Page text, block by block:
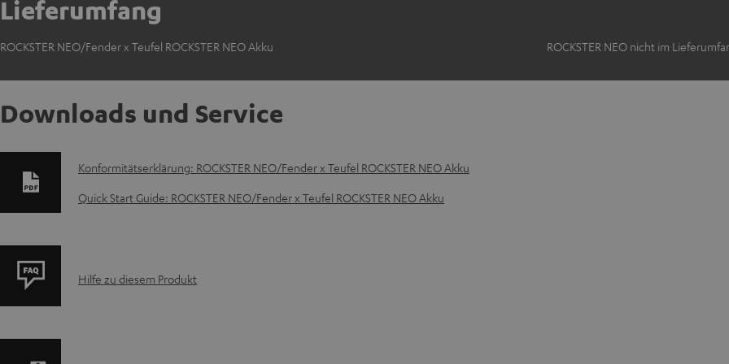
Lieferumfang
ROCKSTER NEO/Fender x Teufel ROCKSTER NEO Akku ROCKSTER NEO nicht im
Downloads und Service
D
o
u
Konformitätserklärung: ROCKSTER NEO/Fender x Teufel ROCKSTER NEO Akku
Quick Start Guide: ROCKSTER NEO/Fender x Teufel ROCKSTER NEO Akku
P
Hilfe zu diesem Produkt